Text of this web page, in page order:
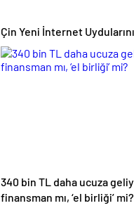
Çin Yeni İnternet
340 bin TL daha ucuza
finansman mı, ‘el birliği’ mi?